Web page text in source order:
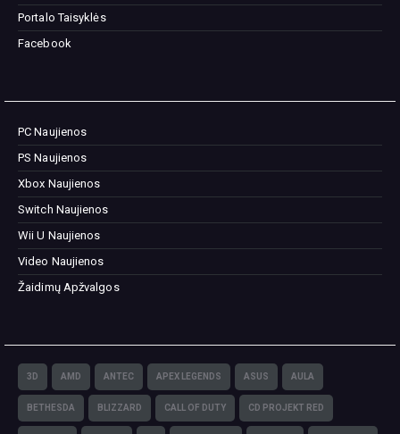
Portalo Taisyklės
Facebook
PC Naujienos
PS Naujienos
Xbox Naujienos
Switch Naujienos
Wii U Naujienos
Video Naujienos
Žaidimų Apžvalgos
3D AMD ANTEC APEX LEGENDS ASUS AULA
BETHESDA BLIZZARD CALL OF DUTY CD PROJEKT RED